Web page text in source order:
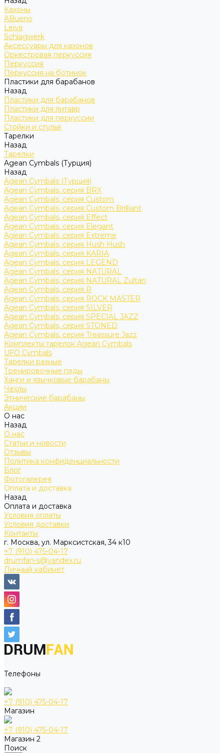
Кахоны
ABueno
Leiva
Schlagwerk
Аксессуары для кахонов
Оркестровая перкуссия
Перкуссия
Перкуссия на ботинок
Пластики для барабанов
Назад
Пластики для барабанов
Пластики для литавр
Пластики для перкуссии
Стойки и стулья
Тарелки
Назад
Тарелки
Agean Cymbals (Турция)
Назад
Agean Cymbals (Турция)
Agean Cymbals, серия BRX
Agean Cymbals, серия Custom
Agean Cymbals, серия Custom Brilliant
Agean Cymbals, серия Effect
Agean Cymbals, серия Elegant
Agean Cymbals, серия Extreme
Agean Cymbals, серия Hush Hush
Agean Cymbals, серия KARIA
Agean Cymbals, серия LEGEND
Agean Cymbals, серия NATURAL
Agean Cymbals, серия NATURAL Zultan
Agean Cymbals, серия R
Agean Cymbals, серия ROCK MASTER
Agean Cymbals, серия SILVER
Agean Cymbals, серия SPECIAL JAZZ
Agean Cymbals, серия STONED
Agean Cymbals, серия Treassure Jazz
Комплекты тарелок Agean Cymbals
UFO Cymbals
Тарелки разные
Тренировочные пэды
Ханги и язычковые барабаны
Чехлы
Этнические барабаны
Акции
О нас
Назад
О нас
Статьи и новости
Отзывы
Политика конфиденциальности
Блог
Фотогалерея
Оплата и доставка
Назад
Оплата и доставка
Условия оплаты
Условия доставки
Контакты
г. Москва, ул. Марксистская, 34 к10
+7 (910) 475-04-17
drumfan-s@yandex.ru
Личный кабинет
Телефоны
+7 (910) 475-04-17
Магазин
+7 (910) 475-04-17
Магазин 2
Поиск